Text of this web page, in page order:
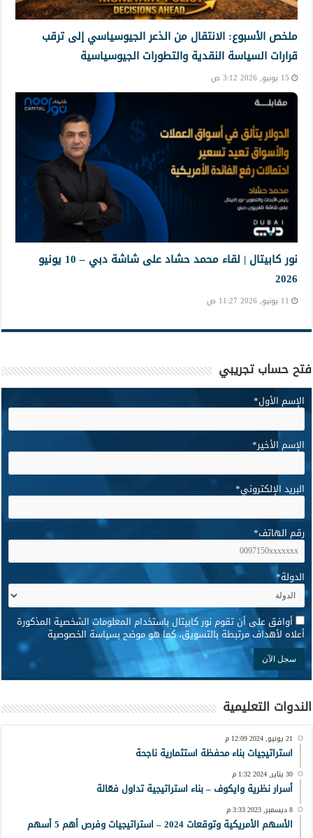
ملخص الأسبوع: الانتقال من الذعر الجيوسياسي إلى ترقب
قرارات السياسة النقدية والتطورات الجيوسياسية
15 يونيو, 2026 3:12 ص
نور كابيتال | لقاء محمد حشاد على شاشة دبي – 10 يونيو
2026
11 يونيو, 2026 11:27 ص
فتح حساب تجريبي
الإسم الأول*
الإسم الأخير*
البريد الإلكتروني*
رقم الهاتف*
الدولة*
* أوافق على أن تقوم نور كابيتال باستخدام المعلومات الشخصية المذكورة
أعلاه لأهداف مرتبطة بالتسويق، كما هو موضح بسياسة الخصوصية
الندوات التعليمية
21 يونيو, 2024 12:09 م
استراتيجيات بناء محفظة استثمارية ناجحة
30 يناير, 2024 1:32 م
أسرار نظرية وايكوف – بناء استراتيجية تداول فعّالة
8 ديسمبر, 2023 3:33 م
الأسهم الأمريكية وتوقعات 2024 – استراتيجيات وفرص أهم 5 أسهم